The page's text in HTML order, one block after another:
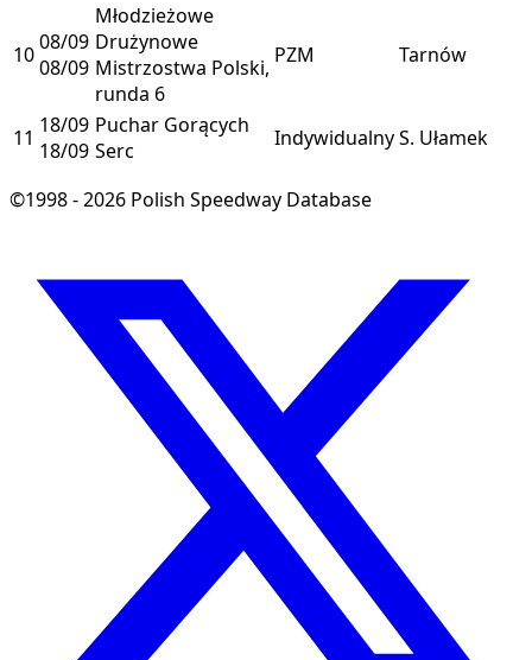
1008/09
08/09
Młodzieżowe
Drużynowe
Mistrzostwa Polski,
runda 6
PZM Tarnów
11 18/09
18/09
Puchar Gorących
Serc
IndywidualnyS. Ułamek
©1998 - 2026 Polish Speedway Database